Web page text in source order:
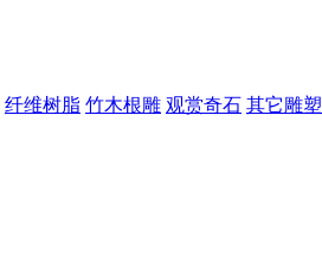
纤维树脂 竹木根雕 观赏奇石 其它雕塑